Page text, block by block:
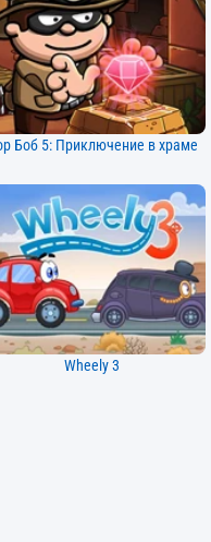
Боб 5: Приключение в храме
Wheely 3